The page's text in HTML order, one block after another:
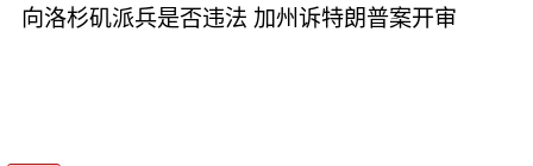
向洛杉矶派兵是否违法 加州诉特朗普案开审